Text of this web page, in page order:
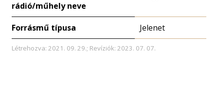
rádió/műhely neve
Forrásmű típusa Jelenet
Létrehozva: 2021. 09. 29.; Revíziók: 2023. 07. 07.